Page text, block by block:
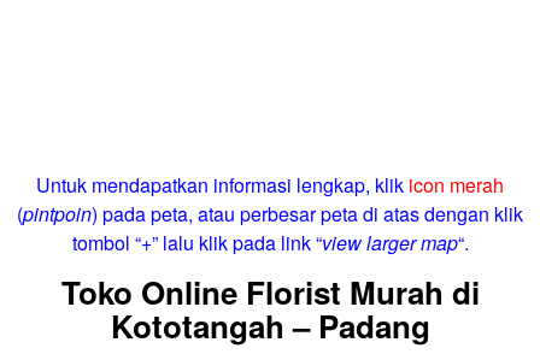
Untuk mendapatkan informasi lengkap, klik icon merah
(pintpoin) pada peta, atau perbesar peta di atas dengan klik
tombol “+” lalu klik pada link “view larger map“.
Toko Online Florist Murah di
Kototangah – Padang